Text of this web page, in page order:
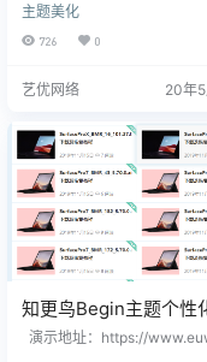
改了文章页相关风格样式; 2、
了评论界面相关样式，具体以
题选项】==》【定制风格】
主题美化
726 0
艺优网络 20年
知更鸟Begin主题个性
CMS布局网格模式风格
演示地址：https://